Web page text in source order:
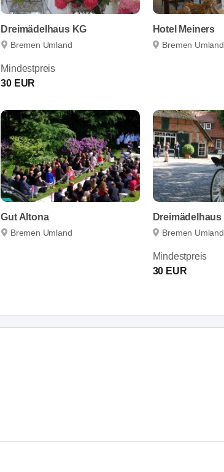
Dreimädelhaus KG
Bremen Umland
Mindestpreis
30 EUR
Hotel Meiners
Bremen Umland
Gut Altona
Bremen Umland Bremen Umland
Mindestpreis
30 EUR